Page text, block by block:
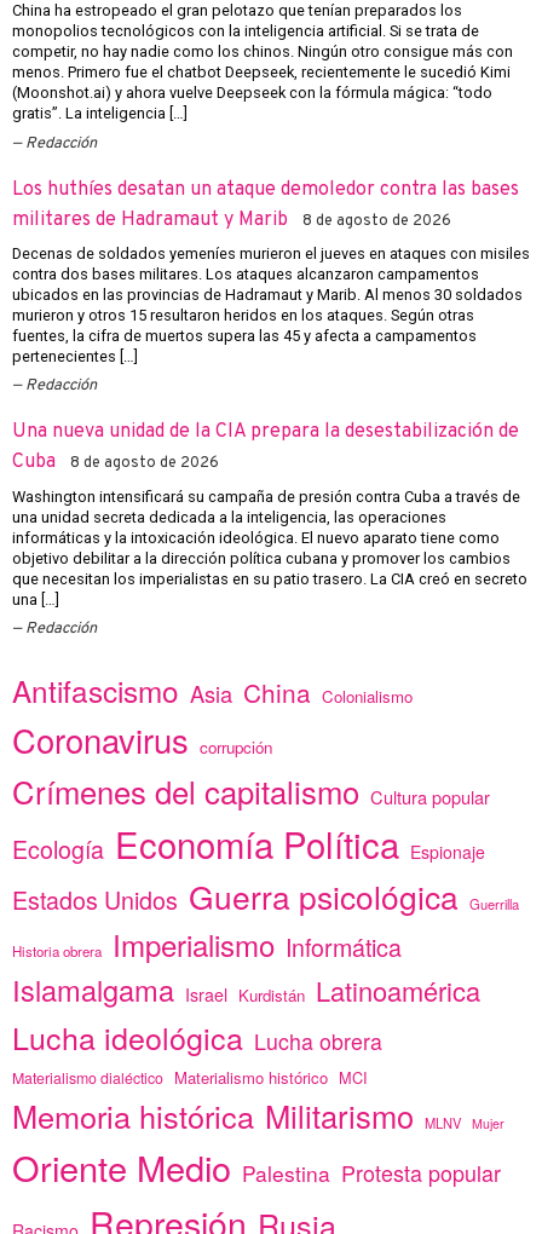
China ha estropeado el gran pelotazo que tenían preparados los
monopolios tecnológicos con la inteligencia artificial. Si se trata de
competir, no hay nadie como los chinos. Ningún otro consigue más con
menos. Primero fue el chatbot Deepseek, recientemente le sucedió Kimi
(Moonshot.ai) y ahora vuelve Deepseek con la fórmula mágica: “todo
gratis”. La inteligencia […]
Redacción
Los huthíes desatan un ataque demoledor contra las bases
militares de Hadramaut y Marib
8 de agosto de 2026
Decenas de soldados yemeníes murieron el jueves en ataques con misiles
contra dos bases militares. Los ataques alcanzaron campamentos
ubicados en las provincias de Hadramaut y Marib. Al menos 30 soldados
murieron y otros 15 resultaron heridos en los ataques. Según otras
fuentes, la cifra de muertos supera las 45 y afecta a campamentos
pertenecientes […]
Redacción
Una nueva unidad de la CIA prepara la desestabilización de
Cuba
8 de agosto de 2026
Washington intensificará su campaña de presión contra Cuba a través de
una unidad secreta dedicada a la inteligencia, las operaciones
informáticas y la intoxicación ideológica. El nuevo aparato tiene como
objetivo debilitar a la dirección política cubana y promover los cambios
que necesitan los imperialistas en su patio trasero. La CIA creó en secreto
una […]
Redacción
Antifascismo Asia China Colonialismo
Coronavirus corrupción
Crímenes del capitalismo Cultura popular
Ecología Economía Política Espionaje
Estados Unidos Guerra psicológica Guerrilla
Historia obrera Imperialismo Informática
Islamalgama Israel Kurdistán Latinoamérica
Lucha ideológica Lucha obrera
Materialismo dialéctico Materialismo histórico MCI
Memoria histórica Militarismo MLNV Mujer
Oriente Medio Palestina Protesta popular
Represión Rusia